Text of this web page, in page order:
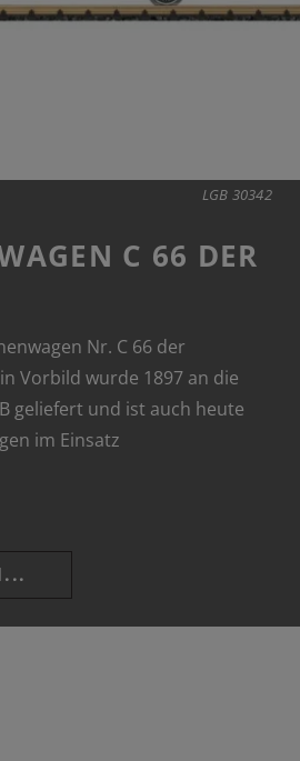
LGB 30342
C 66 DER
Nr. C 66 der
Vorbild wurde 1897 an die
geliefert und ist auch heute
im Einsatz